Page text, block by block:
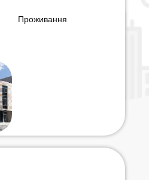
Проживання